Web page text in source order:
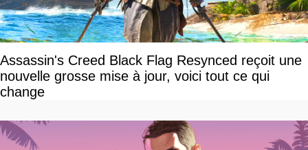
Assassin's Creed Black Flag Resynced reçoit une
nouvelle grosse mise à jour, voici tout ce qui
change